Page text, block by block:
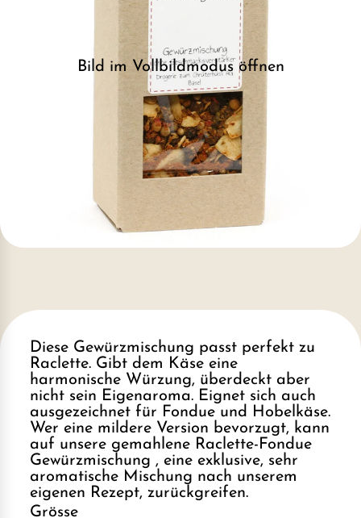
Bild im Vollbildmodus öffnen
Diese Gewürzmischung passt perfekt zu
Raclette. Gibt dem Käse eine
harmonische Würzung, überdeckt aber
nicht sein Eigenaroma. Eignet sich auch
ausgezeichnet für Fondue und Hobelkäse.
Wer eine mildere Version bevorzugt, kann
auf unsere gemahlene Raclette-Fondue
Gewürzmischung , eine exklusive, sehr
aromatische Mischung nach unserem
eigenen Rezept, zurückgreifen.
Grösse